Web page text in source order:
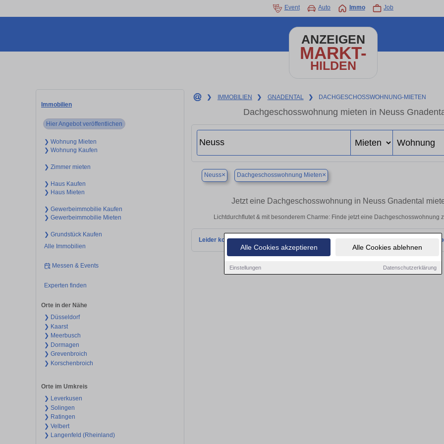
Alle Cookies akzeptieren Alle Cookies ablehnen
Einstellungen Datenschutzerklärung
Event Auto Immo Job
ANZEIGEN
MARKT-
HILDEN
Immobilien
Hier Angebot veröffentlichen
❯ Wohnung Mieten
❯ Wohnung Kaufen
❯ Zimmer mieten
❯ Haus Kaufen
❯ Haus Mieten
❯ Gewerbeimmobilie Kaufen
❯ Gewerbeimmobilie Mieten
❯ Grundstück Kaufen
Alle Immobilien
Messen & Events
Experten finden
Orte in der Nähe
❯ Düsseldorf
❯ Kaarst
❯ Meerbusch
❯ Dormagen
❯ Grevenbroich
❯ Korschenbroich
Orte im Umkreis
❯ Leverkusen
❯ Solingen
❯ Ratingen
❯ Velbert
❯ Langenfeld (Rheinland)
❯ IMMOBILIEN ❯ GNADENTAL ❯ DACHGESCHOSSWOHNUNG-MIETEN
Dachgeschosswohnung mieten in Neuss
Neuss× Dachgeschosswohnung Mieten×
Jetzt eine Dachgeschosswohnung in Neuss Gnadental
Lichtdurchflutet & mit besonderem Charme: Finde jetzt eine
Leider konnten wir derzeit keine passenden Objekte finden. Schauen Sie bald wieder